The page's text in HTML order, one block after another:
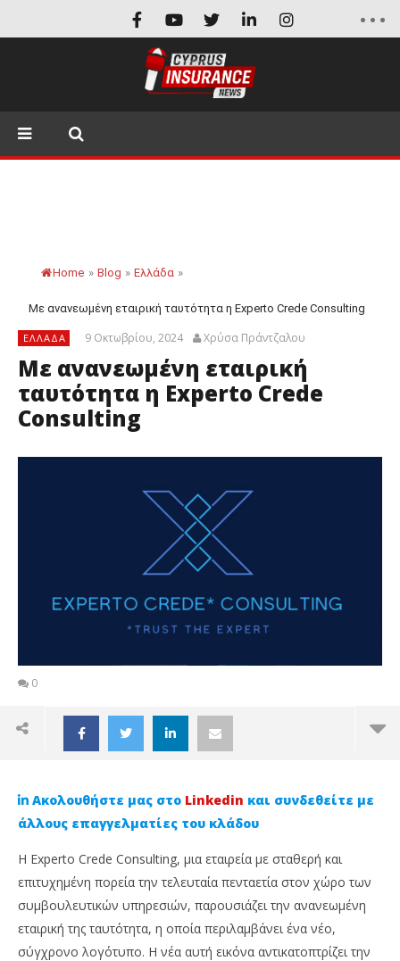
Home » Blog » Ελλάδα »
Με ανανεωμένη εταιρική ταυτότητα η Experto Crede Consulting
ΕΛΛΆΔΑ 9 Οκτωβρίου, 2024 Χρύσα Πράντζαλου
Με ανανεωμένη εταιρική
ταυτότητα η Experto Crede
Consulting
0
Ακολουθήστε μας στο Linkedin και συνδεθείτε με
άλλους επαγγελματίες του κλάδου
Η Experto Crede Consulting, μια εταιρεία με σταθερή και
επιτυχημένη πορεία την τελευταία πενταετία στον χώρο των
συμβουλευτικών υπηρεσιών, παρουσιάζει την ανανεωμένη
εταιρική της ταυτότητα, η οποία περιλαμβάνει ένα νέο,
σύγχρονο λογότυπο. Η νέα αυτή εικόνα αντικατοπτρίζει την